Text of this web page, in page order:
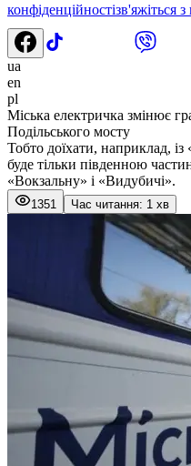
конфіденційностізв'яжіться
ua
en
pl
Міська електричка змінює
Подільського мосту
Тобто доїхати, наприклад,
буде тільки південною
«Вокзальну» і «Видубичі».
1351 Час читання: 1 хв